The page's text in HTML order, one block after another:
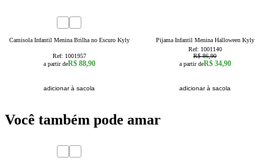
Camisola Infantil Menina Brilha no Escuro Kyly
Ref: 1001957
a partir deR$ 88,90
adicionar à sacola
Pijama Infantil Menina Halloween Kyly
Ref: 1001140
R$ 86,90
a partir deR$ 34,90
adicionar à sacola
Você também pode amar